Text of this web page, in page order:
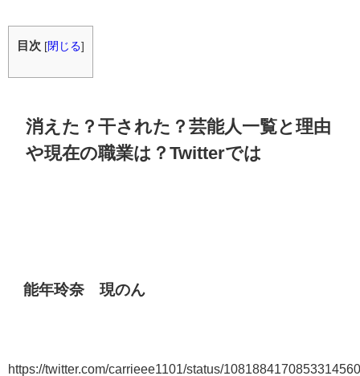
目次 [閉じる]
消えた？干された？芸能人一覧と理由
や現在の職業は？Twitterでは
能年玲奈 現のん
https://twitter.com/carrieee1101/status/1081884170853314560